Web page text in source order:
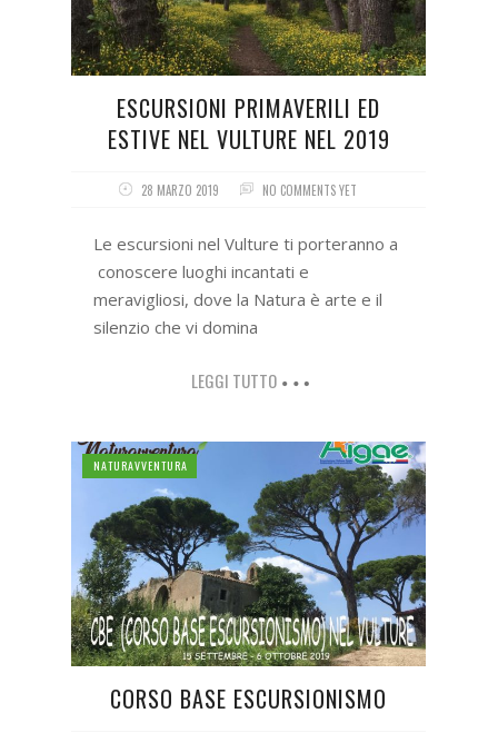
ESCURSIONI PRIMAVERILI ED
ESTIVE NEL VULTURE NEL 2019
28 MARZO 2019 NO COMMENTS YET
Le escursioni nel Vulture ti porteranno a
conoscere luoghi incantati e
meravigliosi, dove la Natura è arte e il
silenzio che vi domina
LEGGI TUTTO
NATURAVVENTURA
CORSO BASE ESCURSIONISMO